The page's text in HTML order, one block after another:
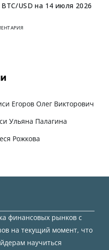
USD на 14 июля 2026
Егоров Олег Викторович
Ульяна Палагина
Рожкова
финансовых рынков с
на текущий момент, что
научиться